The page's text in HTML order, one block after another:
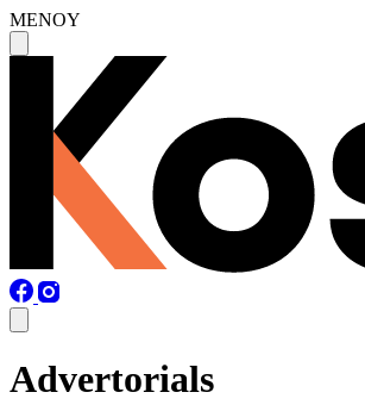
MENOY
Advertorials